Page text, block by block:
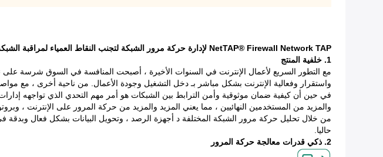
NetTAP® Firewall Network TAP لإدارة حركة مرور الشبكة لتجنب النقاط العمياء لمراقبة الشبكة
1. خلفية المنتج
مع التطور السريع لأعمال الإنترنت في السنوات الأخيرة ، أصبحت المنافسة في السوق شرسة
واستقرار وفعالية الإنترنت بشكل مباشر بـ دخل التشغيل وجودة الأعمال. من ناحية أخرى ، مع
في حين أن كيفية ضمان موثوقية وأمن الترابط بين الشبكات هو أمر مهم التحدي الذي تواجهه
والمزيد من المستخدمين النهائيين ، مما يعني المزيد والمزيد من حركة المرور على الإنترنت ،
من خلال تحليل حركة مرور الشبكة المختلفة د أجهزة الرصد ، وتحويل البيانات بشكل فعال
حاليا.
2. ذكي قدرات معالجة حركة المرور